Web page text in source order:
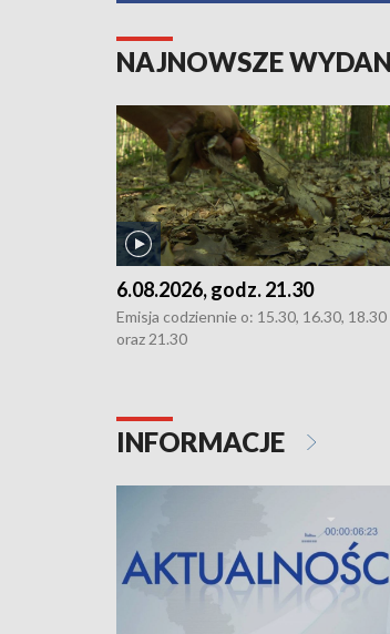
NAJNOWSZE
6.08.2026, godz. 21.30
Emisja codziennie o: 15.30, 16.30, 18.30
oraz 21.30
INFORMACJE